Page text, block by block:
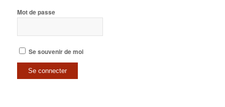
Mot de passe
Se souvenir de moi